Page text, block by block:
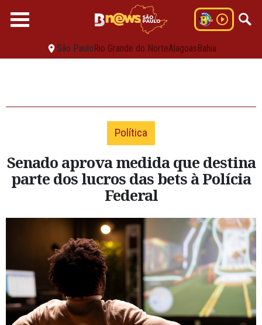
São PauloRio Grande do NorteAlagoasBahia
Política
Senado aprova medida que destina
parte dos lucros das bets à Polícia
Federal